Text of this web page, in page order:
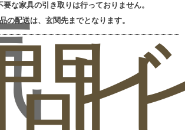
ビ
要な家具の引き取りは行っておりません。
の配送は、玄関先までとなります。